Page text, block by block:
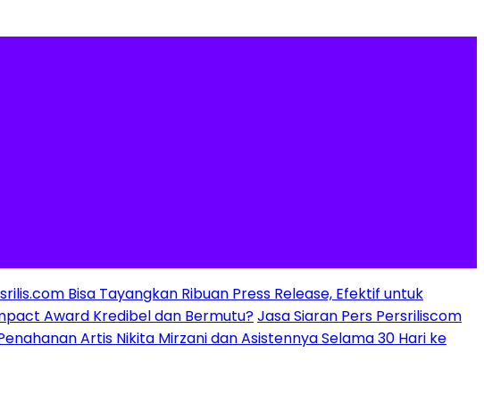
Bisa Tayangkan Ribuan Press Release, Efektif untuk
Award Kredibel dan Bermutu?Jasa Siaran Pers Persriliscom
Artis Nikita Mirzani dan Asistennya Selama 30 Hari ke